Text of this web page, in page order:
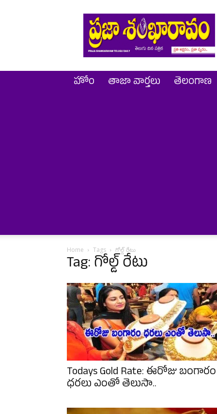
Prajashankaravam
హోం తాజా వార్తలు తెలంగాణ
Home Tags గోల్డ్ రేటు
Tag: గోల్డ్ రేటు
Todays Gold Rate: ఈరోజు బంగారం
ధరలు ఎంతో తెలుసా..